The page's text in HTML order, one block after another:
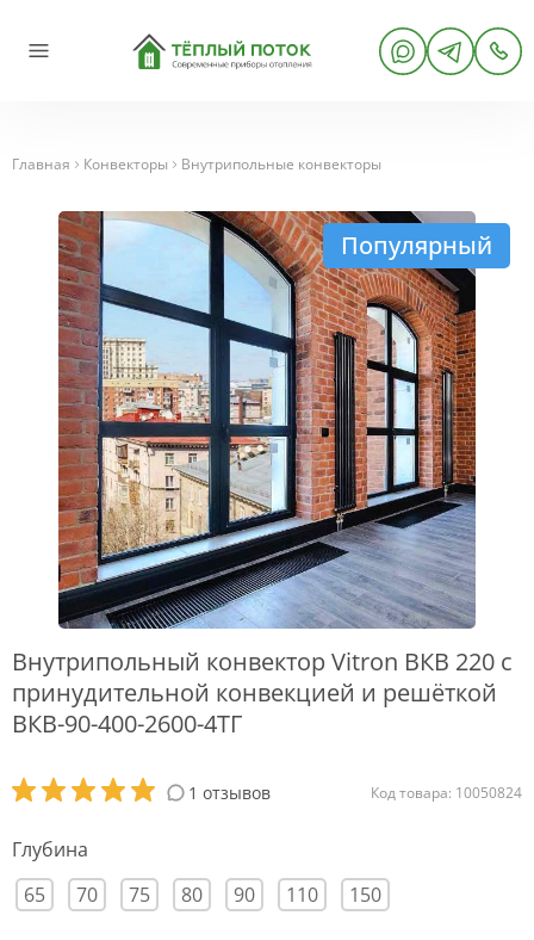
Главная Конвекторы Внутрипольные конвекторы
Популярный
Внутрипольный конвектор Vitron ВКВ 220 с
принудительной конвекцией и решёткой
ВКВ-90-400-2600-4ТГ
1 отзывов Код товара: 10050824
Глубина
65
70 75 80 90 110 150